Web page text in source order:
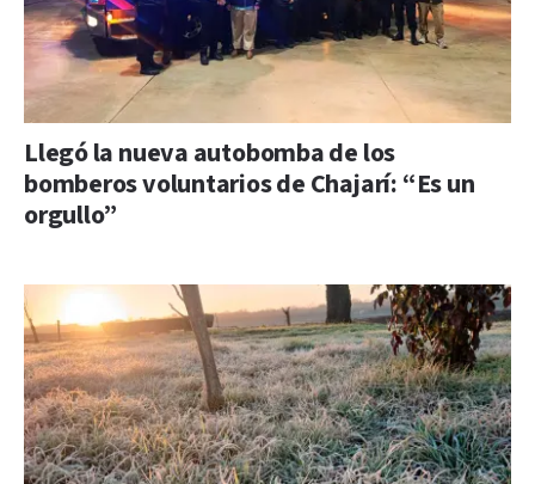
Llegó la nueva autobomba de los
bomberos voluntarios de Chajarí: “Es un
orgullo”